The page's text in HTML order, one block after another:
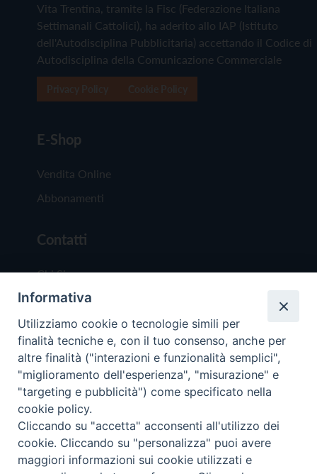
Vita Trentina, tramite la Fisc (Federazione Italiana
Settimanali Cattolici), ha aderito allo IAP (Istituto
dell'Autodisciplina Pubblicitaria) accettando il Codice di
Autodisciplina della Comunicazione Commerciale
E-Shop
Vendita Online
Abbonamenti
Contatti
Chi Siamo
Redazione
Scrivici
Copyright © 2019 - Tutti i diritti riservati - Vita
Trentina Editrice
Privacy Policy
Informativa
Utilizziamo cookie o tecnologie simili per
finalità tecniche e, con il tuo consenso, anche per
altre finalità ("interazioni e funzionalità semplici",
"miglioramento dell'esperienza", "misurazione" e
"targeting e pubblicità") come specificato nella
cookie policy.
Cliccando su "accetta" acconsenti all'utilizzo dei
cookie. Cliccando su "personalizza" puoi avere
maggiori informazioni sui cookie utilizzati e